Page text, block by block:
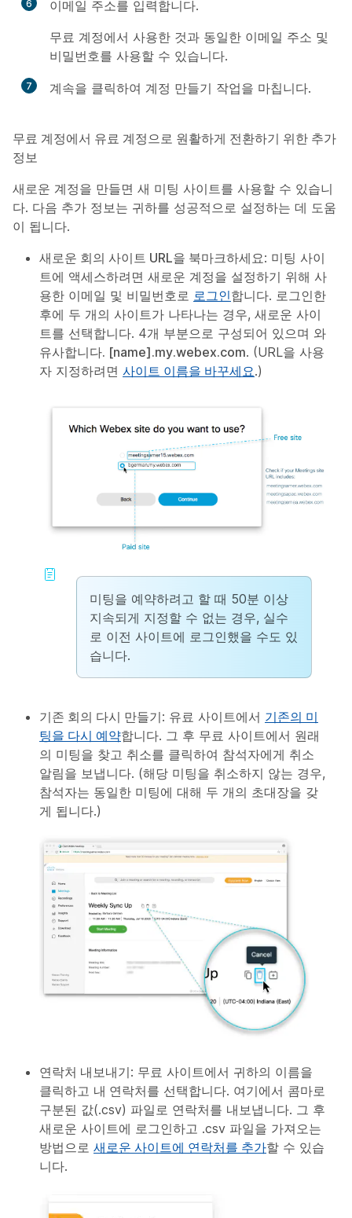
6
이메일 주소를 입력합니다.
무료 계정에서 사용한 것과 동일한 이메일 주소 및
비밀번호를 사용할 수 있습니다.
7 계속을 클릭하여 계정 만들기 작업을 마칩니다.
무료 계정에서 유료 계정으로 원활하게 전환하기 위한 추가
정보
새로운 계정을 만들면 새 미팅 사이트를 사용할 수 있습니
다. 다음 추가 정보는 귀하를 성공적으로 설정하는 데 도움
이 됩니다.
새로운 회의 사이트 URL을 북마크하세요: 미팅 사이
트에 액세스하려면 새로운 계정을 설정하기 위해 사
용한 이메일 및 비밀번호로 로그인합니다. 로그인한
후에 두 개의 사이트가 나타나는 경우, 새로운 사이
트를 선택합니다. 4개 부분으로 구성되어 있으며 와
유사합니다. [name].my.webex.com. (URL을 사용
자 지정하려면 사이트 이름을 바꾸세요.)
미팅을 예약하려고 할 때 50분 이상
지속되게 지정할 수 없는 경우, 실수
로 이전 사이트에 로그인했을 수도 있
습니다.
기존 회의 다시 만들기: 유료 사이트에서 기존의 미
팅을 다시 예약합니다. 그 후 무료 사이트에서 원래
의 미팅을 찾고 취소를 클릭하여 참석자에게 취소
알림을 보냅니다. (해당 미팅을 취소하지 않는 경우,
참석자는 동일한 미팅에 대해 두 개의 초대장을 갖
게 됩니다.)
연락처 내보내기: 무료 사이트에서 귀하의 이름을
클릭하고 내 연락처를 선택합니다. 여기에서 콤마로
구분된 값(.csv) 파일로 연락처를 내보냅니다. 그 후
새로운 사이트에 로그인하고 .csv 파일을 가져오는
방법으로 새로운 사이트에 연락처를 추가할 수 있습
니다.